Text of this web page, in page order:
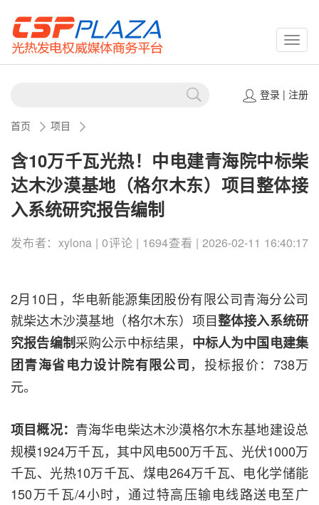
登录| 注册
首页 项目
含10万千瓦光热！中电建青海院中标柴
达木沙漠基地（格尔木东）项目整体接
入系统研究报告编制
发布者：xylona | 0评论 | 1694查看 | 2026-02-11 16:40:17
2月10日，华电新能源集团股份有限公司青海分公司
就柴达木沙漠基地（格尔木东）项目整体接入系统研
究报告编制采购公示中标结果， 中标人为中国电建集
团青海省电力设计院有限公司，投标报价：738万
元。
项目概况： 青海华电柴达木沙漠格尔木东基地建设总
规模1924万千瓦，其中风电500万千瓦、光伏1000万
千瓦、光热10万千瓦、煤电264万千瓦、电化学储能
150万千瓦/4小时，通过特高压输电线路送电至广